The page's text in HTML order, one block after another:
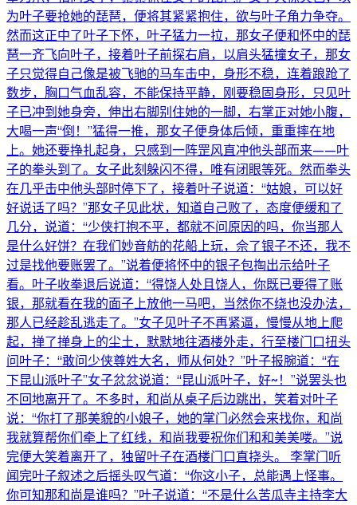
为叶子要抢她的琵琶，便将其紧紧抱住，欲与叶子角力争夺。
然而这正中了叶子下怀，叶子猛力一拉，那女子便和怀中的琵
琶一齐飞向叶子，接着叶子前探右肩，以肩头猛撞女子，那女
子只觉得自己像是被飞驰的马车击中，身形不稳，连着踉跄了
数步，胸口气血乱容，不能保持平静，刚要稳固身形，只见叶
子已冲到她身旁，伸出右脚别住她的一脚，右掌正对她小腹，
大喝一声“倒！”猛得一推，那女子便身体后倾，重重摔在地
上。她还要挣扎起身，只感到一阵罡风直冲他头部而来——叶
子的拳头到了。女子此刻躲闪不得，唯有闭眼等死。然而拳头
在几乎击中他头部时停下了，接着叶子说道：“姑娘，可以好
好说话了吗？”那女子见此状，知道自己败了，态度便缓和了
几分，说道：“少侠打抱不平，都就不问原因的吗，你当那人
是什么好饼？在我们妙音舫的花船上玩，佘了银子不还，我不
过是找他要账罢了。”说着便将怀中的银子包掏出示给叶子
看。叶子收拳退后说道：“得饶人处且饶人，你既已要得了账
银，那就看在我的面子上放他一马吧，当然你不绕也没办法，
那人已经趁乱逃走了。”女子见叶子不再紧逼，慢慢从地上爬
起，掸了掸身上的尘土，默默地往酒楼外走，行至楼门口扭头
问叶子：“敢问少侠尊姓大名，师从何处？”叶子报腕道：“在
下昆山派叶子”女子忿忿说道：“昆山派叶子，好~！”说罢头也
不回地离开了。不多时，和尚从桌子后边跳出，笑着对叶子
说：“你打了那美貌的小娘子，她的掌门必然会来找你，和尚
我就算帮你们牵上了红线，和尚我要祝你们和和美美喽。”说
完便大笑着离开了，独留叶子在酒楼门口直挠头。 李掌门听
闻完叶子叙述之后摇头叹气道：“你这小子，总能遇上怪事。
你可知那和尚是谁吗？”叶子说道：“不是什么苦瓜寺主持李大